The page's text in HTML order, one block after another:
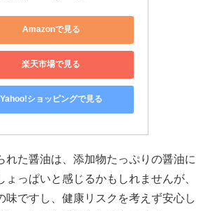
Amazonで見る
楽天市場で見る
Yahoo!ショッピングで見る
れた醤油は、添加物たっぷりの醤油に
ょっぱいと感じるかもしれませんが、
味ですし、健康リスクを考えず安心し